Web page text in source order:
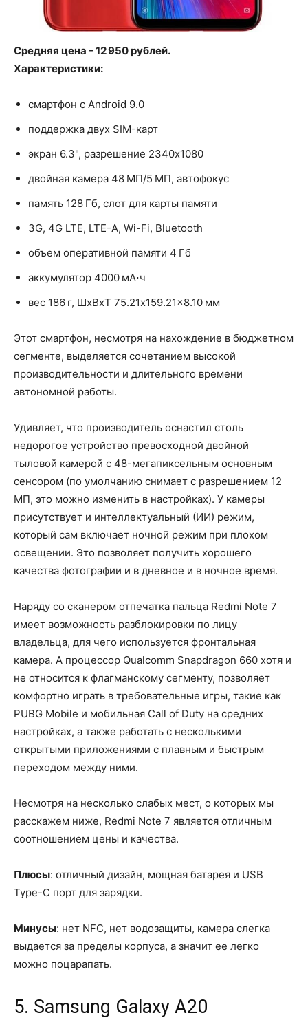
Средняя цена - 12 950 рублей.
Характеристики:
смартфон с Android 9.0
поддержка двух SIM-карт
экран 6.3", разрешение 2340x1080
двойная камера 48 МП/5 МП, автофокус
память 128 Гб, слот для карты памяти
3G, 4G LTE, LTE-A, Wi-Fi, Bluetooth
объем оперативной памяти 4 Гб
аккумулятор 4000 мА⋅ч
вес 186 г, ШxВxТ 75.21x159.21x8.10 мм
Этот смартфон, несмотря на нахождение в бюджетном
сегменте, выделяется сочетанием высокой
производительности и длительного времени
автономной работы.
Удивляет, что производитель оснастил столь
недорогое устройство превосходной двойной
тыловой камерой с 48-мегапиксельным основным
сенсором (по умолчанию снимает с разрешением 12
МП, это можно изменить в настройках). У камеры
присутствует и интеллектуальный (ИИ) режим,
который сам включает ночной режим при плохом
освещении. Это позволяет получить хорошего
качества фотографии и в дневное и в ночное время.
Наряду со сканером отпечатка пальца Redmi Note 7
имеет возможность разблокировки по лицу
владельца, для чего используется фронтальная
камера. А процессор Qualcomm Snapdragon 660 хотя и
не относится к флагманскому сегменту, позволяет
комфортно играть в требовательные игры, такие как
PUBG Mobile и мобильная Call of Duty на средних
настройках, а также работать с несколькими
открытыми приложениями с плавным и быстрым
переходом между ними.
Несмотря на несколько слабых мест, о которых мы
расскажем ниже, Redmi Note 7 является отличным
соотношением цены и качества.
Плюсы: отличный дизайн, мощная батарея и USB
Type-C порт для зарядки.
Минусы: нет NFC, нет водозащиты, камера слегка
выдается за пределы корпуса, а значит ее легко
можно поцарапать.
5. Samsung Galaxy A20